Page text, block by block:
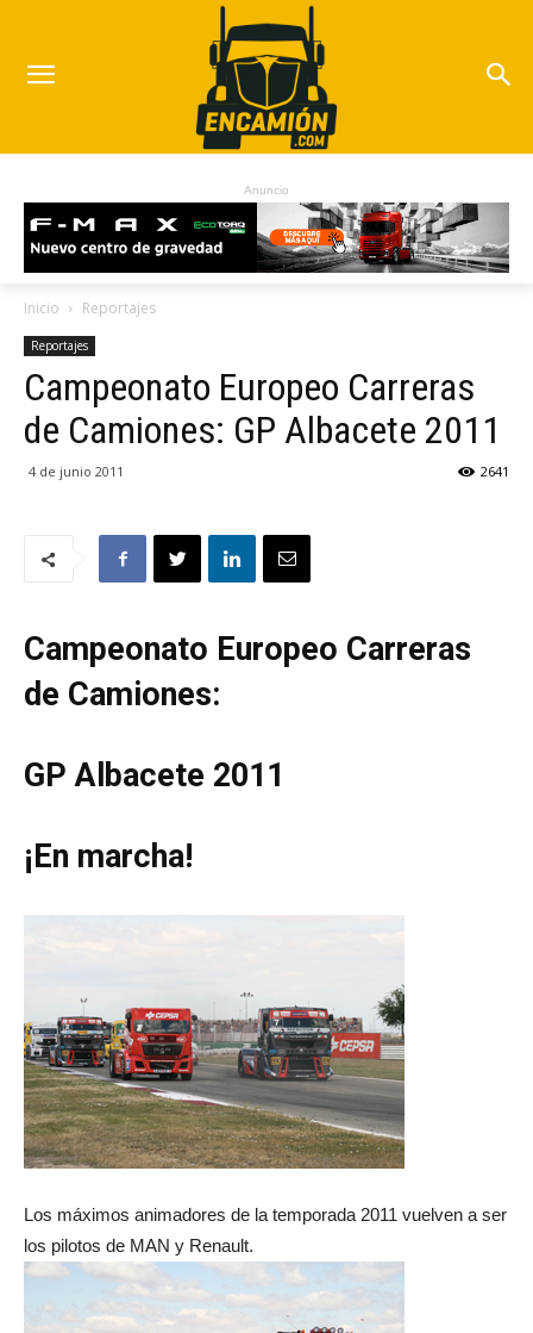
Anuncio
Inicio Reportajes
Reportajes
Campeonato Europeo Carreras
de Camiones: GP Albacete 2011
4 de junio 2011 2641
Campeonato Europeo Carreras
de Camiones:
GP Albacete 2011
¡En marcha!
Los máximos animadores de la temporada 2011 vuelven a ser
los pilotos de MAN y Renault.